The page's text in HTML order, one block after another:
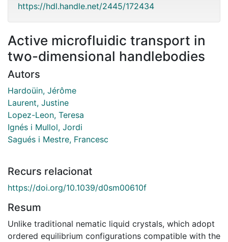
https://hdl.handle.net/2445/172434
Active microfluidic transport in
two-dimensional handlebodies
Autors
Hardoüin, Jérôme
Laurent, Justine
Lopez-Leon, Teresa
Ignés i Mullol, Jordi
Sagués i Mestre, Francesc
Recurs relacionat
https://doi.org/10.1039/d0sm00610f
Resum
Unlike traditional nematic liquid crystals, which adopt
ordered equilibrium configurations compatible with the